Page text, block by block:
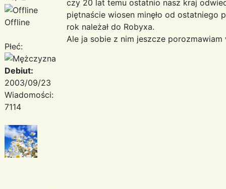
Offline
Płeć:
Debiut:
2003/09/23
Wiadomości:
7114
czy 20 lat temu ostatnio nasz kraj
piętnaście wiosen minęło od ostatniego
rok należał do Robyxa.
Ale ja sobie z nim jeszcze